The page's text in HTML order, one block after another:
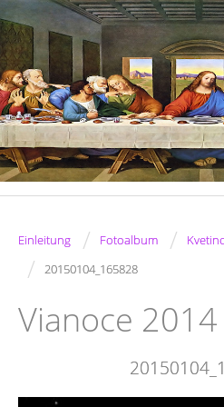
Einleitung / Fotoalbum /
/ 20150104_165828
Vianoce 2014